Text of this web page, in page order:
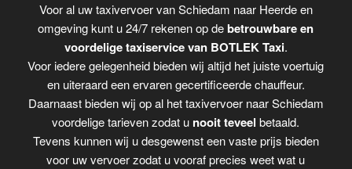
Voor al uw taxivervoer van Schiedam naar Heerde en
omgeving kunt u 24/7 rekenen op debetrouwbare en
voordelige taxiservice van BOTLEK Taxi.
Voor iedere gelegenheid bieden wij altijd het juiste voertuig
en uiteraard een ervaren gecertificeerde chauffeur.
Daarnaast bieden wij op al het taxivervoer naar Schiedam
voordelige tarieven zodat u nooit teveel betaald.
Tevens kunnen wij u desgewenst een vaste prijs bieden
voor uw vervoer zodat u vooraf precies weet wat u